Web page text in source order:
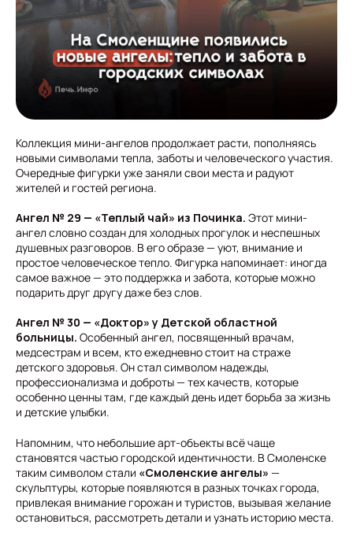
Коллекция мини-ангелов продолжает расти, пополняясь
новыми символами тепла, заботы и человеческого участия.
Очередные фигурки уже заняли свои места и радуют
жителей и гостей региона.
Ангел № 29 — «Теплый чай» из Починка. Этот мини-
ангел словно создан для холодных прогулок и неспешных
душевных разговоров. В его образе — уют, внимание и
простое человеческое тепло. Фигурка напоминает: иногда
самое важное — это поддержка и забота, которые можно
подарить друг другу даже без слов.
Ангел № 30 — «Доктор» у Детской областной
больницы. Особенный ангел, посвященный врачам,
медсестрам и всем, кто ежедневно стоит на страже
детского здоровья. Он стал символом надежды,
профессионализма и доброты — тех качеств, которые
особенно ценны там, где каждый день идет борьба за жизнь
и детские улыбки.
Напомним, что небольшие арт-объекты всё чаще
становятся частью городской идентичности. В Смоленске
таким символом стали «Смоленские ангелы» —
скульптуры, которые появляются в разных точках города,
привлекая внимание горожан и туристов, вызывая желание
остановиться, рассмотреть детали и узнать историю места.